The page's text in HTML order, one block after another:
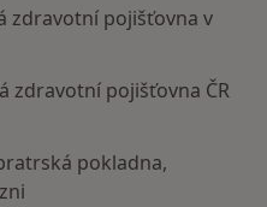
zdravotní pojišťovna v
zdravotní pojišťovna ČR
pokladna,